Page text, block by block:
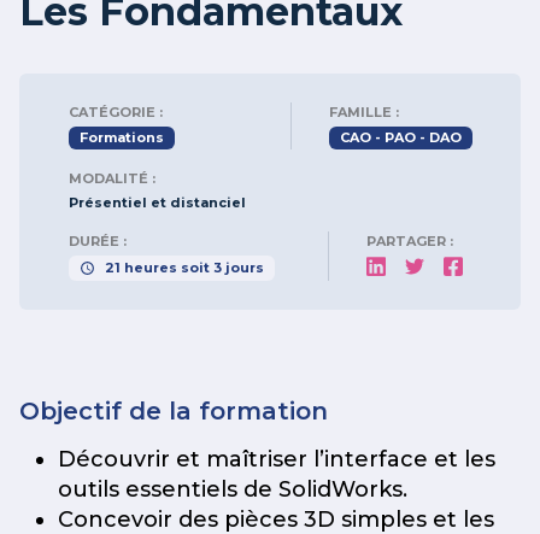
Les Fondamentaux
CATÉGORIE :
Formations
FAMILLE :
CAO - PAO - DAO
MODALITÉ :
Présentiel et distanciel
DURÉE :
21 heures soit 3 jours
PARTAGER :
Objectif de la formation
Découvrir et maîtriser l’interface et les
outils essentiels de SolidWorks.
Concevoir des pièces 3D simples et les